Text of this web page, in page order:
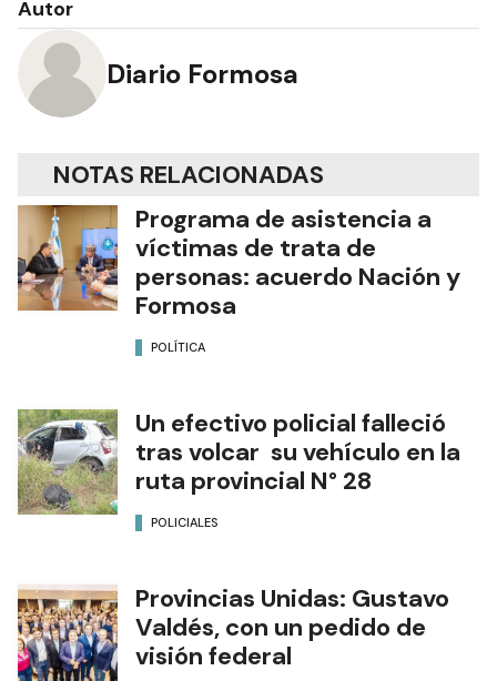
Autor
Diario Formosa
NOTAS RELACIONADAS
Programa de asistencia a
víctimas de trata de
personas: acuerdo Nación y
Formosa
POLÍTICA
Un efectivo policial falleció
tras volcar su vehículo en la
ruta provincial N° 28
POLICIALES
Provincias Unidas: Gustavo
Valdés, con un pedido de
visión federal